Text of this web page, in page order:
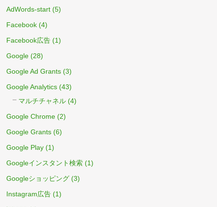
AdWords-start (5)
Facebook (4)
Facebook広告 (1)
Google (28)
Google Ad Grants (3)
Google Analytics (43)
マルチチャネル (4)
Google Chrome (2)
Google Grants (6)
Google Play (1)
Googleインスタント検索 (1)
Googleショッピング (3)
Instagram広告 (1)